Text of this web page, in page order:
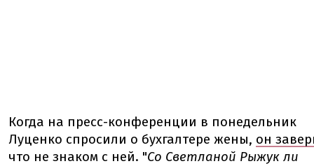
Когда на пресс-конференции в понедельник
Луценко спросили о бухгалтере жены, он
что не знаком с ней. "Со Светланой Рыжук ли